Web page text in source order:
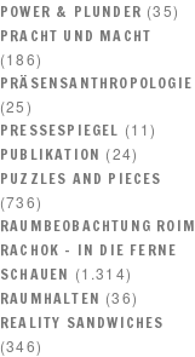
POWER & PLUNDER (35)
PRACHT UND MACHT
(186)
PRÄSENSANTHROPOLOGIE
(25)
PRESSESPIEGEL (11)
PUBLIKATION (24)
PUZZLES AND PIECES
(736)
RAUMBEOBACHTUNG ROIM
RACHOK – IN DIE FERNE
SCHAUEN (1.314)
RAUMHALTEN (36)
REALITY SANDWICHES
(346)